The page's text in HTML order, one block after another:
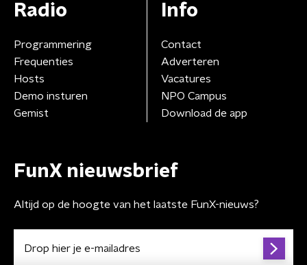
Radio
Programmering
Frequenties
Hosts
Demo insturen
Gemist
Info
Contact
Adverteren
Vacatures
NPO Campus
Download de app
FunX nieuwsbrief
Altijd op de hoogte van het laatste FunX-nieuws?